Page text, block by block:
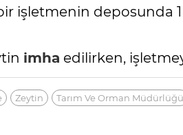
işletmenin deposunda
imha edilirken,
Zeytin Tarım Ve Orman Müdürlüğü